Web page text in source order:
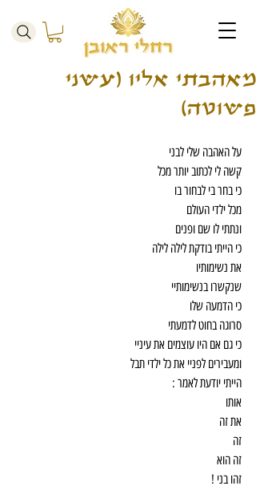
מאהבתי אליו (עשני
פשוטה)
על האהבה שלי לבני
קשה לי לכתוב יותר מכל
כי בחר בי לבחור בו
מכל ילדי העולם
ונתתי לו שם ופנים
כי הייתי בודקת לילה לילה
את נשימותיו
שנקשרו בנשימותיי
כי הדמעה שלו
סרוגה בחוט לדמעתי
כי גם אם היו עוצמים את עיניי
ומעבירים לפניי את כל ילדי תבל
הייתי יודעת לאמר :
אותו
את זה
זה
זה הוא
זהו בני !